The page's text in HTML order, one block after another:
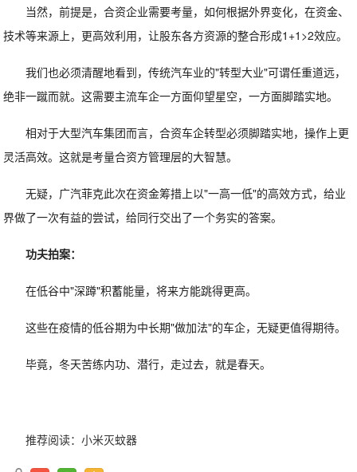
当然，前提是，合资企业需要考量，如何根据外界变化，在资金、
技术等来源上，更高效利用，让股东各方资源的整合形成1+1>2效应。
我们也必须清醒地看到，传统汽车业的"转型大业"可谓任重道远，
绝非一蹴而就。这需要主流车企一方面仰望星空，一方面脚踏实地。
相对于大型汽车集团而言，合资车企转型必须脚踏实地，操作上更
灵活高效。这就是考量合资方管理层的大智慧。
无疑，广汽菲克此次在资金筹措上以"一高一低"的高效方式，给业
界做了一次有益的尝试，给同行交出了一个务实的答案。
功夫拍案：
在低谷中"深蹲"积蓄能量，将来方能跳得更高。
这些在疫情的低谷期为中长期"做加法"的车企，无疑更值得期待。
毕竟，冬天苦练内功、潜行，走过去，就是春天。
推荐阅读：小米灭蚊器